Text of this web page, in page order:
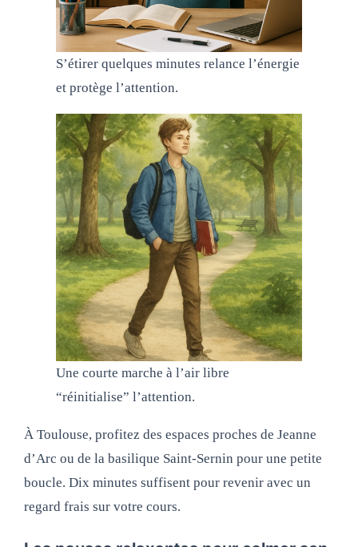
S’étirer quelques minutes relance l’énergie
et protège l’attention.
Une courte marche à l’air libre
“réinitialise” l’attention.
À Toulouse, profitez des espaces proches de Jeanne
d’Arc ou de la basilique Saint‑Sernin pour une petite
boucle. Dix minutes suffisent pour revenir avec un
regard frais sur votre cours.